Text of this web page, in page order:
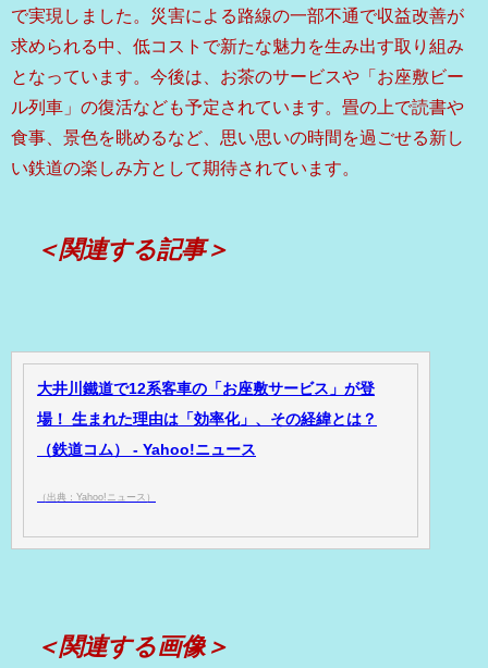
で実現しました。災害による路線の一部不通で収益改善が
求められる中、低コストで新たな魅力を生み出す取り組み
となっています。今後は、お茶のサービスや「お座敷ビー
ル列車」の復活なども予定されています。畳の上で読書や
食事、景色を眺めるなど、思い思いの時間を過ごせる新し
い鉄道の楽しみ方として期待されています。
＜関連する記事＞
大井川鐵道で12系客車の「お座敷サービス」が登
場！ 生まれた理由は「効率化」、その経緯とは？
（鉄道コム） - Yahoo!ニュース
（出典：Yahoo!ニュース）
＜関連する画像＞